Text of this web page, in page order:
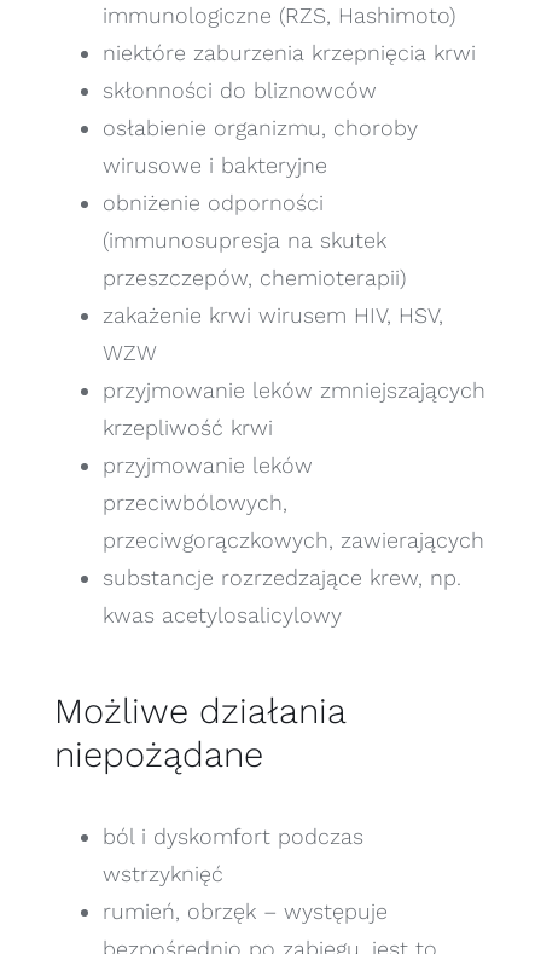
immunologiczne (RZS, Hashimoto)
niektóre zaburzenia krzepnięcia krwi
skłonności do bliznowców
osłabienie organizmu, choroby
wirusowe i bakteryjne
obniżenie odporności
(immunosupresja na skutek
przeszczepów, chemioterapii)
zakażenie krwi wirusem HIV, HSV,
WZW
przyjmowanie leków zmniejszających
krzepliwość krwi
przyjmowanie leków
przeciwbólowych,
przeciwgorączkowych, zawierających
substancje rozrzedzające krew, np.
kwas acetylosalicylowy
Możliwe działania
niepożądane
ból i dyskomfort podczas
wstrzyknięć
rumień, obrzęk – występuje
bezpośrednio po zabiegu, jest to